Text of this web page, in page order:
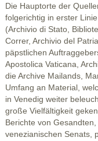
Die Hauptorte der
folgerichtig in erster
(Archivio di Stato,
Correr, Archivio del
päpstlichen
Apostolica Vaticana,
die Archive Mailands,
Umfang an Material,
in Venedig weiter
große Vielfältigkeit
Berichte von
venezianischen Senats,